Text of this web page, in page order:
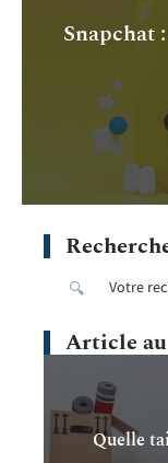
Snapchat
Article
Quelle